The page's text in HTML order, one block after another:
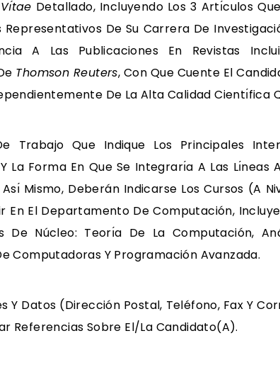
Detallado, Incluyendo Los 3 Artı́culos
Representativos De Su Carrera De
A Las Publicaciones En Revistas
Thomson Reuters, Con Que Cuente El
De La Alta Calidad Cientı́fica
Trabajo Que Indique Los Principales
La Forma En Que Se Integrarı́a A Las
Mismo, Deberán Indicarse Los Cursos (a
En El Departamento De Computación,
De Núcleo: Teorı́a De La Computación,
Computadoras Y Programación Avanzada.
Y Datos (dirección Postal, Teléfono, Fax Y
Referencias Sobre El/la Candidato(a).